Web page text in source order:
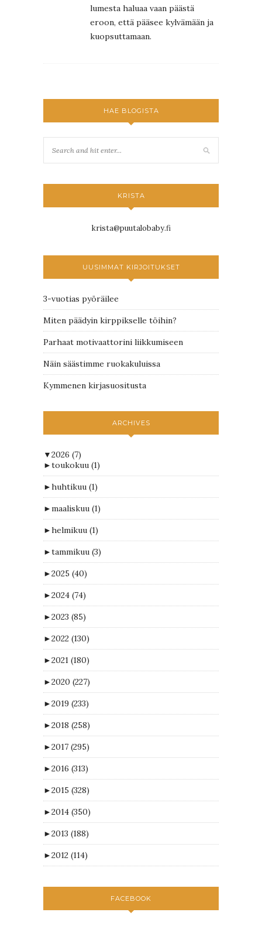
lumesta haluaa vaan päästä
eroon, että pääsee kylvämään ja
kuopsuttamaan.
HAE BLOGISTA
KRISTA
krista@puutalobaby.fi
UUSIMMAT KIRJOITUKSET
3-vuotias pyöräilee
Miten päädyin kirppikselle töihin?
Parhaat motivaattorini liikkumiseen
Näin säästimme ruokakuluissa
Kymmenen kirjasuositusta
ARCHIVES
▼2026 (7)
►toukokuu (1)
►huhtikuu (1)
►maaliskuu (1)
►helmikuu (1)
►tammikuu (3)
►2025 (40)
►2024 (74)
►2023 (85)
►2022 (130)
►2021 (180)
►2020 (227)
►2019 (233)
►2018 (258)
►2017 (295)
►2016 (313)
►2015 (328)
►2014 (350)
►2013 (188)
►2012 (114)
FACEBOOK